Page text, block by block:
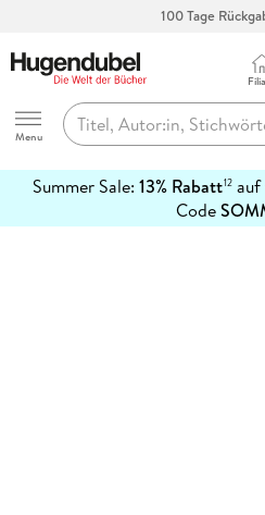
100 Tage
Hugendubel
Menu
Summer Sale: 13% Rabatt12auf
Code
erfahren